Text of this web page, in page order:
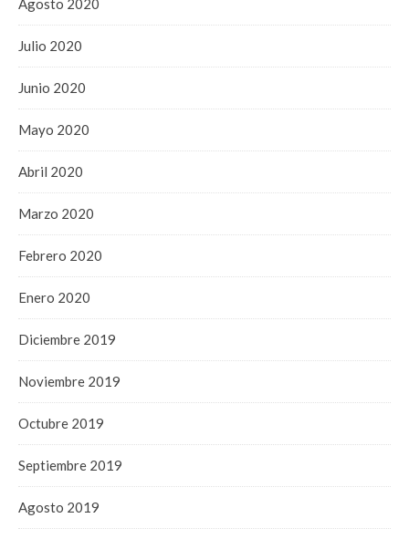
Agosto 2020
Julio 2020
Junio 2020
Mayo 2020
Abril 2020
Marzo 2020
Febrero 2020
Enero 2020
Diciembre 2019
Noviembre 2019
Octubre 2019
Septiembre 2019
Agosto 2019